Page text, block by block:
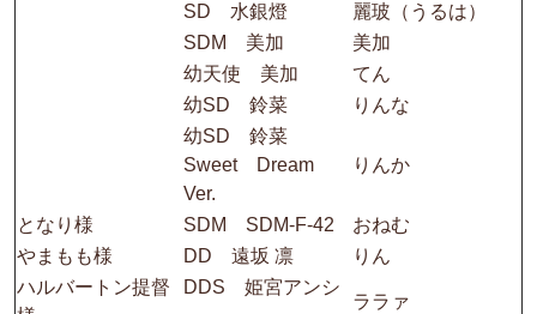
SD 水銀燈
麗玻（うるは）
SDM 美加
美加
幼天使 美加
てん
幼SD 鈴菜
りんな
幼SD 鈴菜
Sweet Dream
Ver.
りんか
となり様 SDM SDM-F-42
おねむ
やまもも様
DD 遠坂 凛
りん
ハルバートン提督
DDS 姫宮アンシ
ララァ